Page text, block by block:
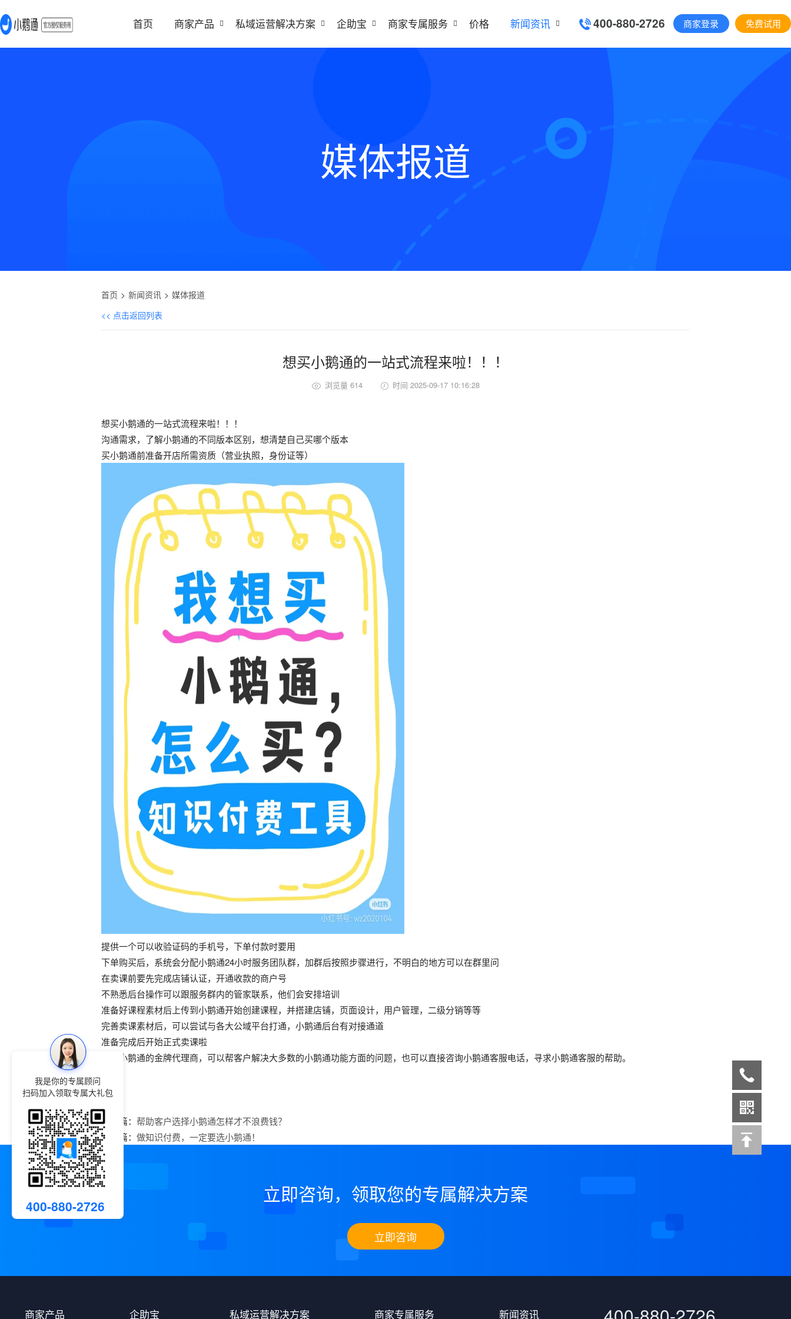
首页 商家产品 私域运营解决方案 企助宝 商家专属服务 价格 新闻资讯 400-880-2726 商家登录 免费试用
媒体报道
首页 新闻资讯
媒体报道
<< 点击返回列表
想买小鹅通的一站式流程来啦！！！
浏览量 614 时间 2025-09-17 10:16:28
想买小鹅通的一站式流程来啦！！！
沟通需求，了解小鹅通的不同版本区别，想清楚自己买哪个版本
买小鹅通前准备开店所需资质（营业执照，身份证等）
提供一个可以收验证码的手机号，下单付款时要用
下单购买后，系统会分配小鹅通24小时服务团队群，加群后按照步骤进行，不明白的地方可以在群里问
在卖课前要先完成店铺认证，开通收款的商户号
不熟悉后台操作可以跟服务群内的管家联系，他们会安排培训
准备好课程素材后上传到小鹅通开始创建课程，并搭建店铺，页面设计，用户管理，二级分销等等
完善卖课素材后，可以尝试与各大公域平台打通，小鹅通后台有对接通道
准备完成后开始正式卖课啦
作为小鹅通的金牌代理商，可以帮客户解决大多数的小鹅通功能方面的问题，也可以直接咨询小鹅通客服电话，寻求小鹅通客服的帮助。
上一篇： 帮助客户选择小鹅通怎样才不浪费钱？
下一篇： 做知识付费，一定要选小鹅通！
立即咨询，领取您的专属解决方案
立即咨询
商家产品 企助宝 私域运营解决方案 商家专属服务 新闻资讯
我是你的专属顾问
扫码加入领取专属大礼包
400-880-2726